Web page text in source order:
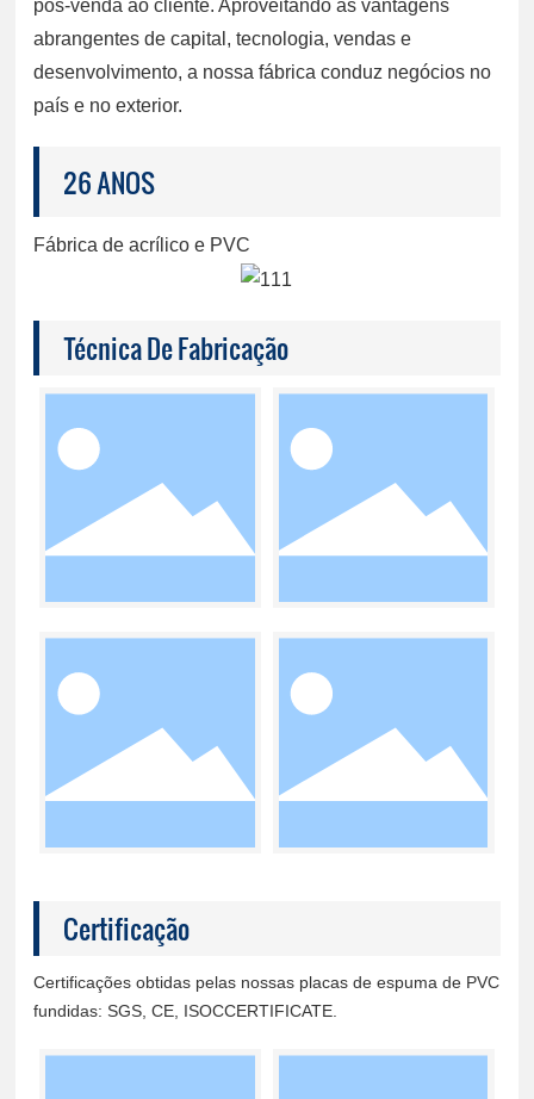
pós-venda ao cliente. Aproveitando as vantagens
abrangentes de capital, tecnologia, vendas e
desenvolvimento, a nossa fábrica conduz negócios no
país e no exterior.
26 ANOS
Fábrica de acrílico e PVC
Técnica De Fabricação
Certificação
Certificações obtidas pelas nossas placas de espuma de PVC
fundidas: SGS, CE, ISOCCERTIFICATE.